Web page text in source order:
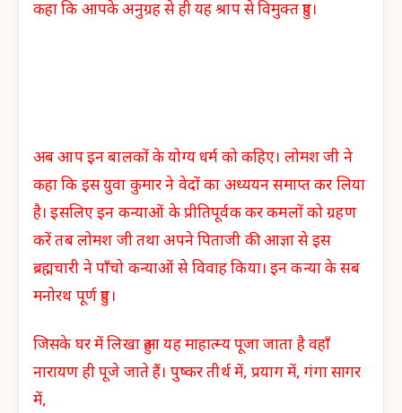
कहा कि आपके अनुग्रह से ही यह श्राप से विमुक्त हुए।
अब आप इन बालकों के योग्य धर्म को कहिए। लोमश जी ने
कहा कि इस युवा कुमार ने वेदों का अध्ययन समाप्त कर लिया
है। इसलिए इन कन्याओं के प्रीतिपूर्वक कर कमलों को ग्रहण
करें तब लोमश जी तथा अपने पिताजी की आज्ञा से इस
ब्रह्मचारी ने पाँचो कन्याओं से विवाह किया। इन कन्या के सब
मनोरथ पूर्ण हुए।
जिसके घर में लिखा हुआ यह माहात्म्य पूजा जाता है वहाँ
नारायण ही पूजे जाते हैं। पुष्कर तीर्थ में, प्रयाग में, गंगा सागर
में,